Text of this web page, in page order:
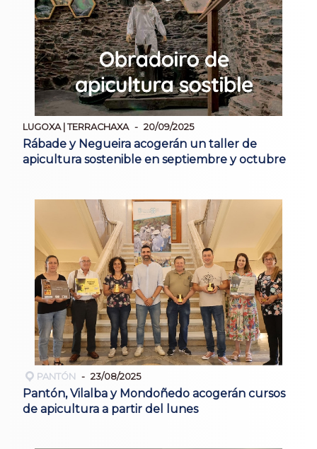
LUGOXA | TERRACHAXA 20/09/2025
Rábade y Negueira acogerán un taller de
apicultura sostenible en septiembre y octubre
PANTÓN 23/08/2025
Pantón, Vilalba y Mondoñedo acogerán cursos
de apicultura a partir del lunes